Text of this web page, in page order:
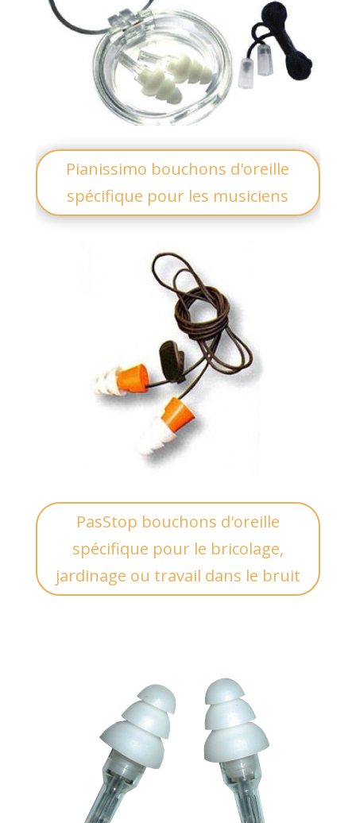
Pianissimo bouchons d'oreille
spécifique pour les musiciens
PasStop bouchons d'oreille
spécifique pour le bricolage,
jardinage ou travail dans le bruit